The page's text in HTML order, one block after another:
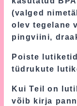
(valged
olev tegelane
pingviini,
Poiste
tüdrukute
Kui Teil on
võib kirja